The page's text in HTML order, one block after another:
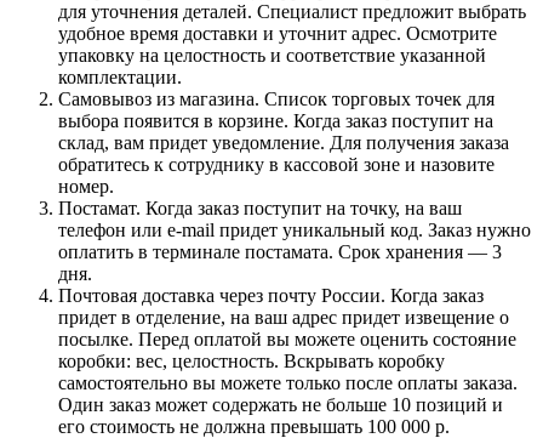
для уточнения деталей. Специалист предложит выбрать
удобное время доставки и уточнит адрес. Осмотрите
упаковку на целостность и соответствие указанной
комплектации.
Самовывоз из магазина. Список торговых точек для
выбора появится в корзине. Когда заказ поступит на
склад, вам придет уведомление. Для получения заказа
обратитесь к сотруднику в кассовой зоне и назовите
номер.
Постамат. Когда заказ поступит на точку, на ваш
телефон или e-mail придет уникальный код. Заказ нужно
оплатить в терминале постамата. Срок хранения — 3
дня.
Почтовая доставка через почту России. Когда заказ
придет в отделение, на ваш адрес придет извещение о
посылке. Перед оплатой вы можете оценить состояние
коробки: вес, целостность. Вскрывать коробку
самостоятельно вы можете только после оплаты заказа.
Один заказ может содержать не больше 10 позиций и
его стоимость не должна превышать 100 000 р.